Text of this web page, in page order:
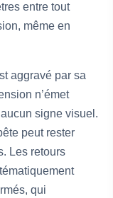
entre tout
même en
aggravé par sa
n’émet
signe visuel.
peut rester
Les retours
qui